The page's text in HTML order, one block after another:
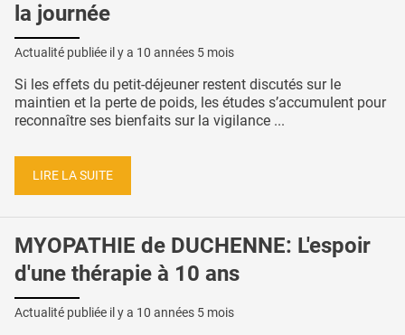
la journée
Actualité publiée il y a 10 années 5 mois
Si les effets du petit-déjeuner restent discutés sur le
maintien et la perte de poids, les études s’accumulent pour
reconnaître ses bienfaits sur la vigilance ...
LIRE LA SUITE
MYOPATHIE de DUCHENNE: L'espoir
d'une thérapie à 10 ans
Actualité publiée il y a 10 années 5 mois